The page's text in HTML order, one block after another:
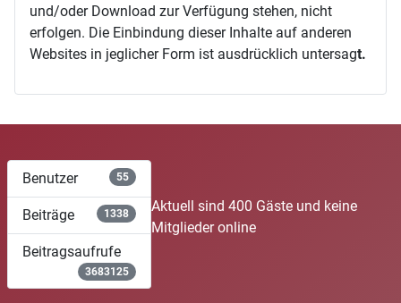
und/oder Download zur Verfügung stehen, nicht
erfolgen. Die Einbindung dieser Inhalte auf anderen
Websites in jeglicher Form ist ausdrücklich untersagt.
Benutzer 55
Beiträge 1338
Beitragsaufrufe
3683125
Aktuell sind 400 Gäste und keine
Mitglieder online